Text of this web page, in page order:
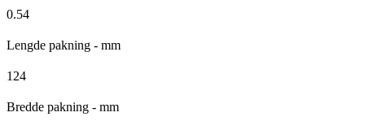
0.54
Lengde pakning - mm
124
Bredde pakning - mm